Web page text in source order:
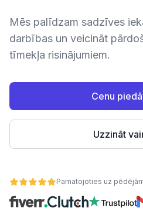
Mēs palīdzam sadzīves
darbības un veicināt
tīmekļa risinājumiem.
Cenu
Uzzināt
Pamatojoties uz